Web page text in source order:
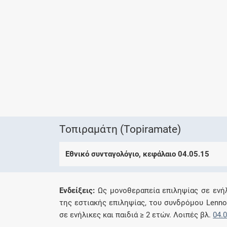
Τοπιραμάτη (Topiramate)
Εθνικό συνταγολόγιο, κεφάλαιο 04.05.15
Eνδείξεις: Ως μονοθεραπεία επιληψίας σε
της εστιακής επιληψίας, του συνδρόμου
σε ενήλικες και παιδιά ≥ 2 ετών. Λοιπές βλ.